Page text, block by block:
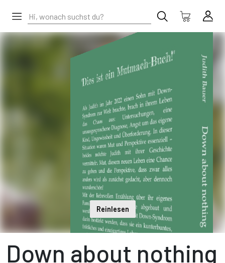
Reinlesen
Down about nothing